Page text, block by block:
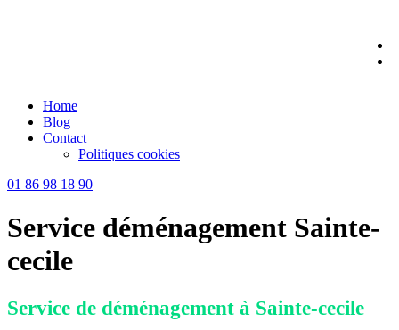
Home
Blog
Contact
Politiques cookies
01 86 98 18 90
Service déménagement Sainte-
cecile
Service de déménagement à Sainte-cecile